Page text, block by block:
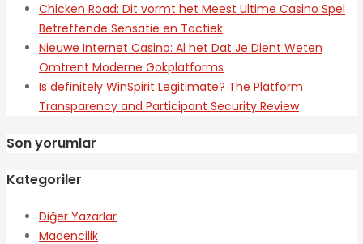
Chicken Road: Dit vormt het Meest Ultime Casino Spel
Betreffende Sensatie en Tactiek
Nieuwe Internet Casino: Al het Dat Je Dient Weten
Omtrent Moderne Gokplatforms
Is definitely WinSpirit Legitimate? The Platform
Transparency and Participant Security Review
Son yorumlar
Kategoriler
Diğer Yazarlar
Madencilik